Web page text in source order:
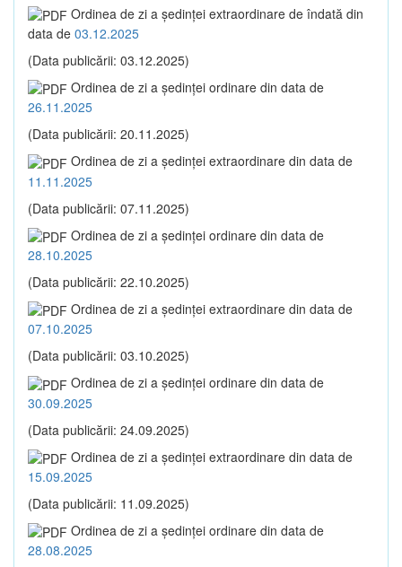
Ordinea de zi a şedinţei extraordinare de îndată din
data de 03.12.2025
(Data publicării: 03.12.2025)
Ordinea de zi a şedinţei ordinare din data de
26.11.2025
(Data publicării: 20.11.2025)
Ordinea de zi a şedinţei extraordinare din data de
11.11.2025
(Data publicării: 07.11.2025)
Ordinea de zi a şedinţei ordinare din data de
28.10.2025
(Data publicării: 22.10.2025)
Ordinea de zi a şedinţei extraordinare din data de
07.10.2025
(Data publicării: 03.10.2025)
Ordinea de zi a şedinţei ordinare din data de
30.09.2025
(Data publicării: 24.09.2025)
Ordinea de zi a şedinţei extraordinare din data de
15.09.2025
(Data publicării: 11.09.2025)
Ordinea de zi a şedinţei ordinare din data de
28.08.2025